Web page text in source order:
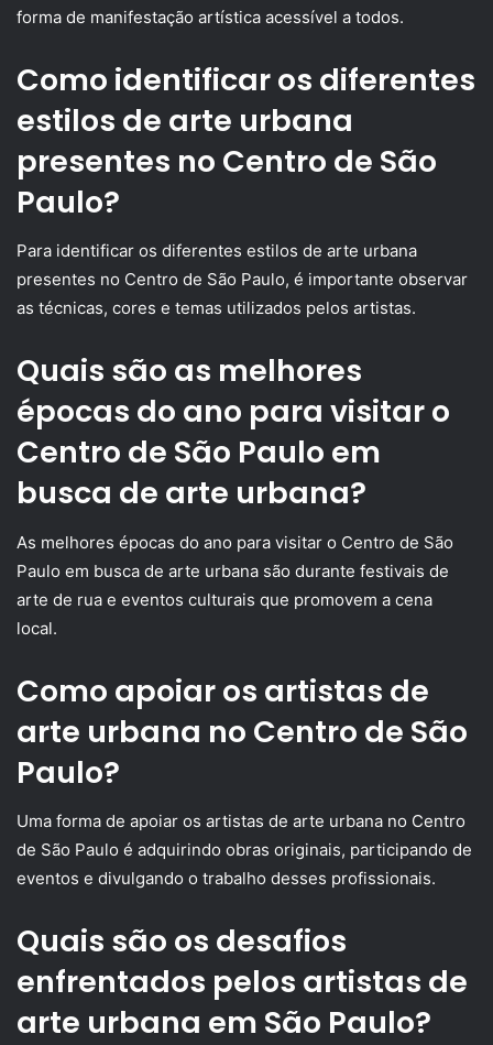
forma de manifestação artística acessível a todos.
Como identificar os diferentes
estilos de arte urbana
presentes no Centro de São
Paulo?
Para identificar os diferentes estilos de arte urbana
presentes no Centro de São Paulo, é importante observar
as técnicas, cores e temas utilizados pelos artistas.
Quais são as melhores
épocas do ano para visitar o
Centro de São Paulo em
busca de arte urbana?
As melhores épocas do ano para visitar o Centro de São
Paulo em busca de arte urbana são durante festivais de
arte de rua e eventos culturais que promovem a cena
local.
Como apoiar os artistas de
arte urbana no Centro de São
Paulo?
Uma forma de apoiar os artistas de arte urbana no Centro
de São Paulo é adquirindo obras originais, participando de
eventos e divulgando o trabalho desses profissionais.
Quais são os desafios
enfrentados pelos artistas de
arte urbana em São Paulo?